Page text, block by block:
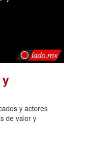
y actores
de valor y